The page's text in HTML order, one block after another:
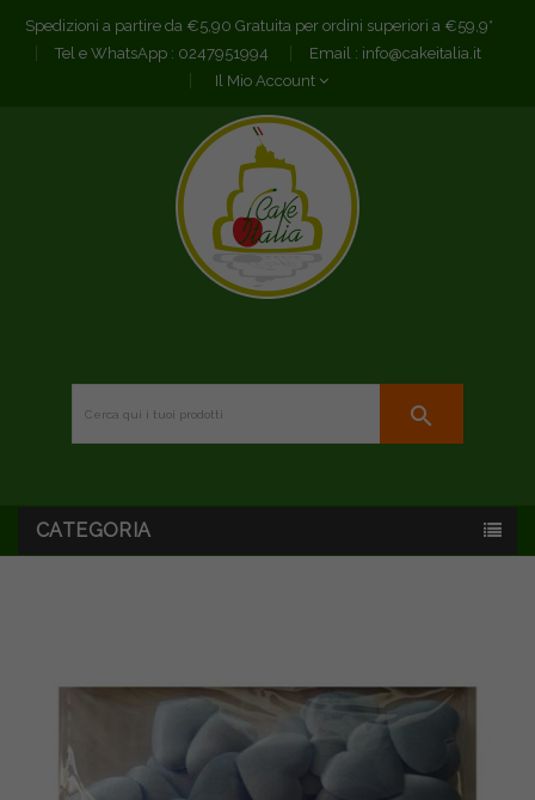
Spedizioni a partire da €5,90 Gratuita per ordini superiori a €59,9*
Tel e WhatsApp : 0247951994 Email : info@cakeitalia.it
Il Mio Account
search
CATEGORIA